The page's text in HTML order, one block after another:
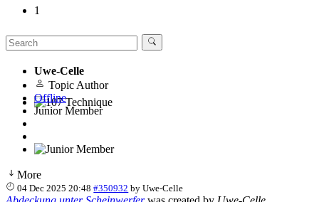
107 Technique
1
Uwe-Celle
Topic Author
Offline
Junior Member
More
04 Dec 2025 20:48 #350932 byUwe-Celle